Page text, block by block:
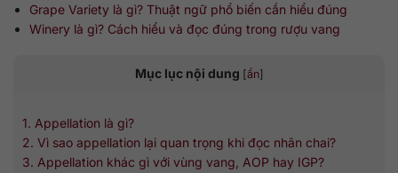
Grape Variety là gì? Thuật ngữ phổ biến cần hiểu đúng
Winery là gì? Cách hiểu và đọc đúng trong rượu vang
Mục lục nội dung [ẩn]
1. Appellation là gì?
2. Vì sao appellation lại quan trọng khi đọc nhãn chai?
3. Appellation khác gì với vùng vang, AOP hay IGP?